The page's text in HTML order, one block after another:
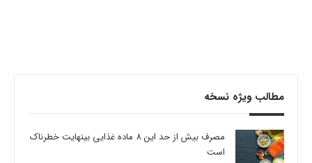
مطالب ویژه نسخه
مصرف بیش از حد این 8 ماده غذایی بینهایت خطرناک
است